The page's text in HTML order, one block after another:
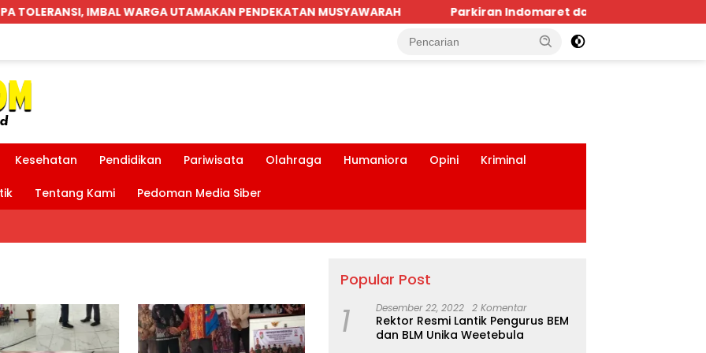
PENDEKATAN MUSYAWARAH Parkiran Indomaret dan Bank BRI SBD Mengancam Keselamatan
Kesehatan Pendidikan Pariwisata Olahraga Humaniora Opini Kriminal
Tentang Kami Pedoman Media Siber
Popular Post
1 Desember 22, 2022 2 Komentar
Rektor Resmi Lantik Pengurus BEM
dan BLM Unika Weetebula